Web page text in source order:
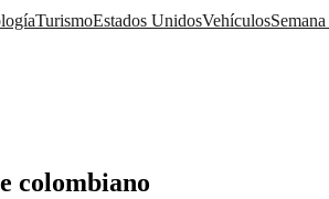
TurismoEstados UnidosVehículos
colombiano